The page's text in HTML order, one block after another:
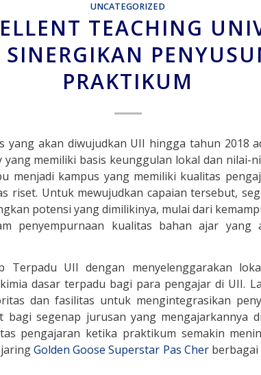
UNCATEGORIZED
TEACHING
PRAKTIKUM
yang akan diwujudkan UII hingga tahun 2018
memiliki basis keunggulan lokal dan nilai-
menjadi kampus yang memiliki kualitas
riset. Untuk mewujudkan capaian tersebut,
potensi yang dimilikinya, mulai dari
penyempurnaan kualitas bahan ajar yang
Terpadu UII dengan menyelenggarakan
dasar terpadu bagi para pengajar di UII.
dan fasilitas untuk mengintegrasikan
segenap jurusan yang mengajarkannya
pengajaran ketika praktikum semakin
Golden Goose Superstar Pas Cherberbagai